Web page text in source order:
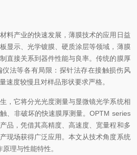
料产业的快速发展，薄膜技术的应用日益
显示、光学镀膜、硬质涂层等领域，薄膜
直接关系到器件性能与良率。传统的膜厚
法等各有局限：探针法存在接触损伤风
速度较慢且对样品形状要求严格。
，它将分光光度测量与显微镜光学系统相
、非破坏的快速膜厚测量。OPTM series
品，凭借其高精度、高速度、宽量程和多
现场获得广泛应用。本文从技术角度系统
理与性能特性。